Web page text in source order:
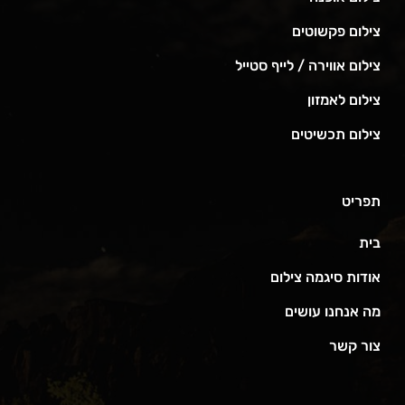
צילום פקשוטים
צילום אווירה / לייף סטייל
צילום לאמזון
צילום תכשיטים
תפריט
בית
אודות סיגמה צילום
מה אנחנו עושים
צור קשר